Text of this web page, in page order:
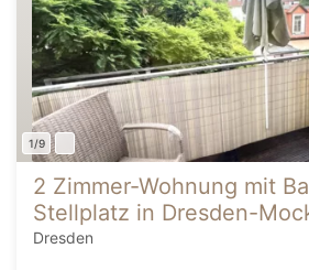
1/9
2 Zimmer-Wohnung mit
Stellplatz in Dresden-
Dresden